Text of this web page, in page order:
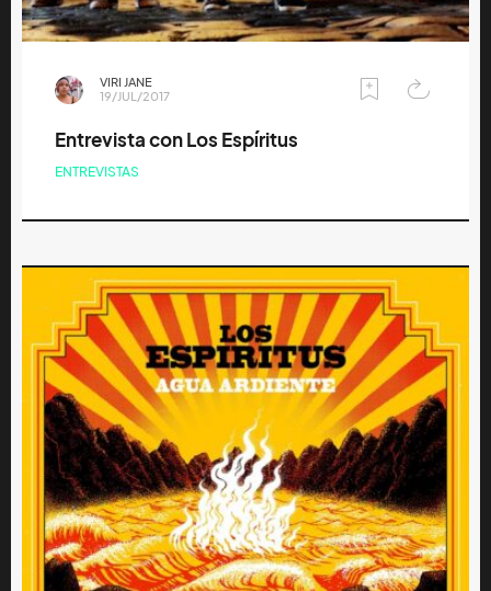
VIRI JANE
19/JUL/2017
Entrevista con Los Espíritus
ENTREVISTAS